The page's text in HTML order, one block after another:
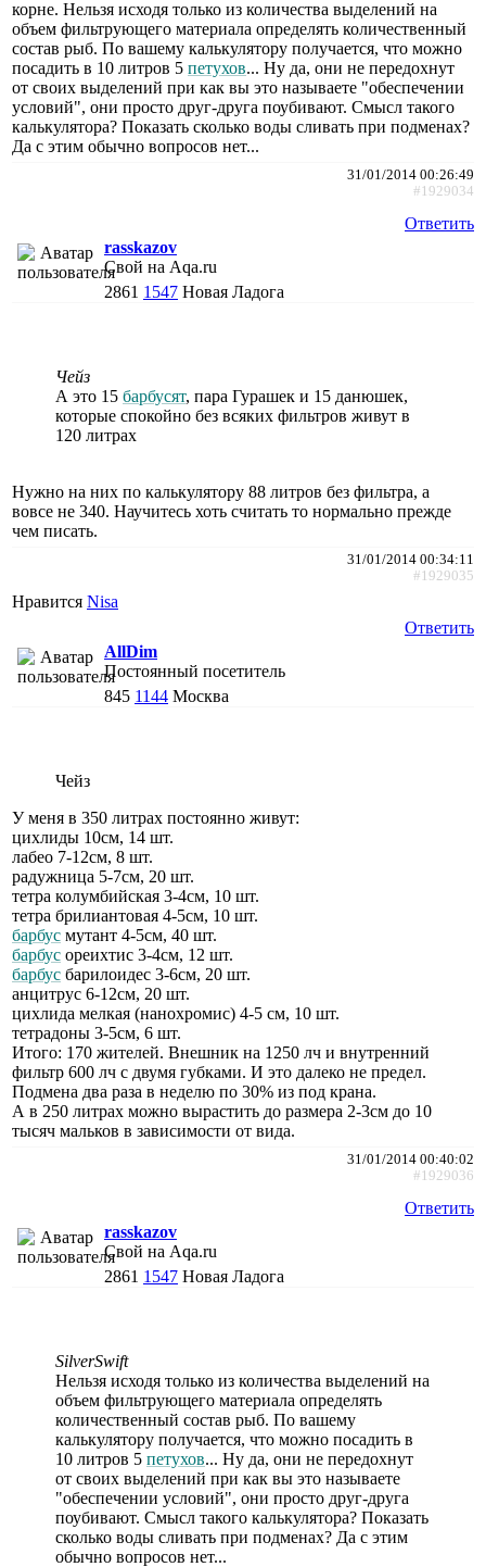
корне. Нельзя исходя только из количества выделений на
объем фильтрующего материала определять количественный
состав рыб. По вашему калькулятору получается, что можно
посадить в 10 литров 5 петухов... Ну да, они не передохнут
от своих выделений при как вы это называете "обеспечении
условий", они просто друг-друга поубивают. Смысл такого
калькулятора? Показать сколько воды сливать при подменах?
Да с этим обычно вопросов нет...
31/01/2014 00:26:49
#1929034
Ответить
rasskazov
Свой на Aqa.ru
2861 1547 Новая Ладога
Чейз
А это 15 барбусят, пара Гурашек и 15 данюшек,
которые спокойно без всяких фильтров живут в
120 литрах
Нужно на них по калькулятору 88 литров без фильтра, а
вовсе не 340. Научитесь хоть считать то нормально прежде
чем писать.
31/01/2014 00:34:11
#1929035
Нравится Nisa
Ответить
AllDim
Постоянный посетитель
845 1144 Москва
Чейз
У меня в 350 литрах постоянно живут:
цихлиды 10см, 14 шт.
лабео 7-12см, 8 шт.
радужница 5-7см, 20 шт.
тетра колумбийская 3-4см, 10 шт.
тетра брилиантовая 4-5см, 10 шт.
барбус мутант 4-5см, 40 шт.
барбус ореихтис 3-4см, 12 шт.
барбус барилоидес 3-6см, 20 шт.
анцитрус 6-12см, 20 шт.
цихлида мелкая (нанохромис) 4-5 см, 10 шт.
тетрадоны 3-5см, 6 шт.
Итого: 170 жителей. Внешник на 1250 лч и внутренний
фильтр 600 лч с двумя губками. И это далеко не предел.
Подмена два раза в неделю по 30% из под крана.
А в 250 литрах можно вырастить до размера 2-3см до 10
тысяч мальков в зависимости от вида.
31/01/2014 00:40:02
#1929036
Ответить
rasskazov
Свой на Aqa.ru
2861 1547 Новая Ладога
SilverSwift
Нельзя исходя только из количества выделений на
объем фильтрующего материала определять
количественный состав рыб. По вашему
калькулятору получается, что можно посадить в
10 литров 5 петухов... Ну да, они не передохнут
от своих выделений при как вы это называете
"обеспечении условий", они просто друг-друга
поубивают. Смысл такого калькулятора? Показать
сколько воды сливать при подменах? Да с этим
обычно вопросов нет...